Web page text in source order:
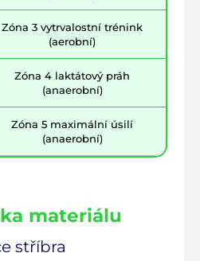
Zóna 3 vytrvalostní trénink
(aerobní)
Zóna 4 laktátový práh
(anaerobní)
Zóna 5 maximální úsilí
(anaerobní)
materiálu
stříbra